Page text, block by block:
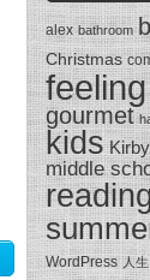
alex bathroom
Christmas
feeling
gourmet
kids Kirby
middle
WordPress 人生